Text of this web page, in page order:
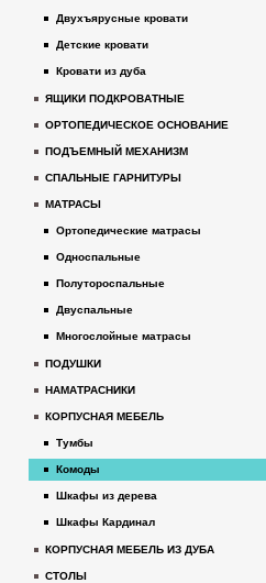
Двухъярусные кровати
Детские кровати
Кровати из дуба
ЯЩИКИ ПОДКРОВАТНЫЕ
ОРТОПЕДИЧЕСКОЕ ОСНОВАНИЕ
ПОДЪЕМНЫЙ МЕХАНИЗМ
СПАЛЬНЫЕ ГАРНИТУРЫ
МАТРАСЫ
Ортопедические матрасы
Односпальные
Полутороспальные
Двуспальные
Многослойные матрасы
ПОДУШКИ
НАМАТРАСНИКИ
КОРПУСНАЯ МЕБЕЛЬ
Тумбы
Комоды
Шкафы из дерева
Шкафы Кардинал
КОРПУСНАЯ МЕБЕЛЬ ИЗ ДУБА
СТОЛЫ